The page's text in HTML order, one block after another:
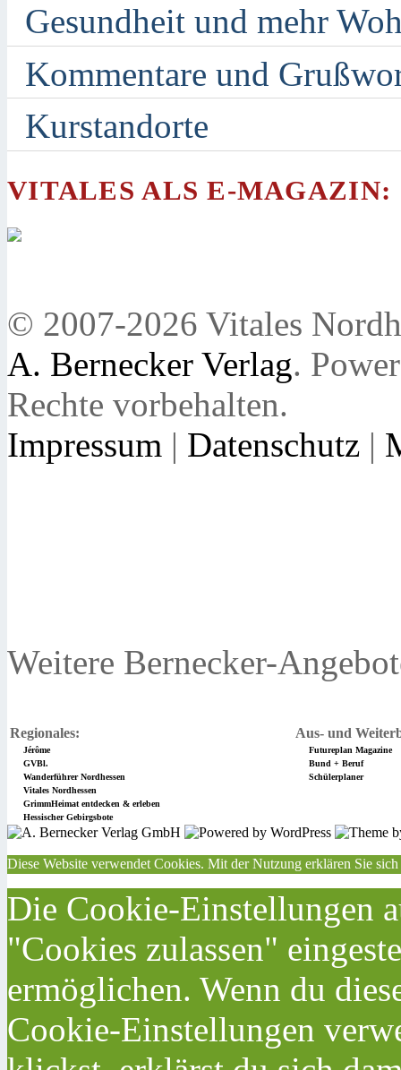
Gesundheit und mehr
Kommentare und
Kurstandorte
VITALES ALS E-MAGAZIN:
© 2007-2026 Vitales
A. Bernecker Verlag.
Rechte vorbehalten.
Impressum | Datenschutz |
Weitere Bernecker-
Regionales: Aus- und
Jérôme
Futureplan Magazine
GVBl.
Bund + Beruf
Wanderführer Nordhessen
Schülerplaner
Vitales Nordhessen
GrimmHeimat entdecken & erleben
Hessischer Gebirgsbote
Diese Website verwendet Cookies. Mit der Nutzung erklären Sie
Die Cookie-Einstellungen
"Cookies zulassen"
ermöglichen. Wenn du
Cookie-Einstellungen